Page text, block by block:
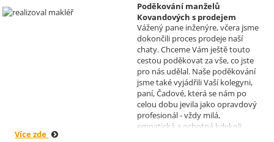
Poděkování manželů
Kovandových s prodejem
chaty v Osové Bítýšce
Realizoval makléř: David
Vašíček
Vážený pane inženýre, včera jsme
dokončili proces prodeje naší
chaty. Chceme Vám ještě touto
cestou poděkovat za vše, co jste
pro nás udělal. Naše poděkování
jsme také vyjádřili Vaší kolegyni,
paní, Čadové, která se nám po
celou dobu jevila jako opravdový
profesionál - vždy milá,
empatická a ochotná kdykoli
Více zde